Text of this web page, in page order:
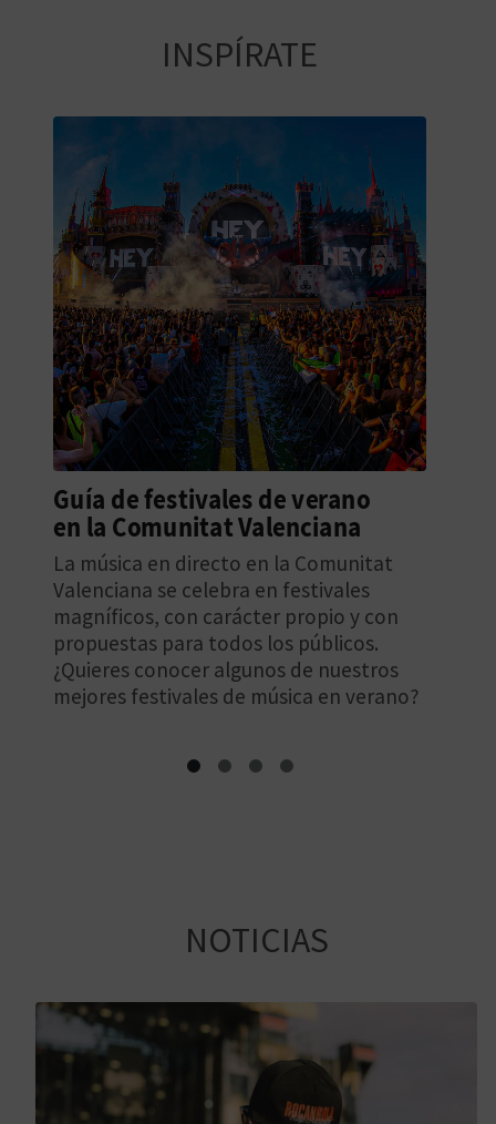
INSPÍRATE
Enero en la Comunitat
Valenciana
Descubre qué hacer a principio de año
en la Comunitat Valenciana, ¡te
contamos unos cuantos planes para el
mes de enero!
Rocanrola Festival 2024